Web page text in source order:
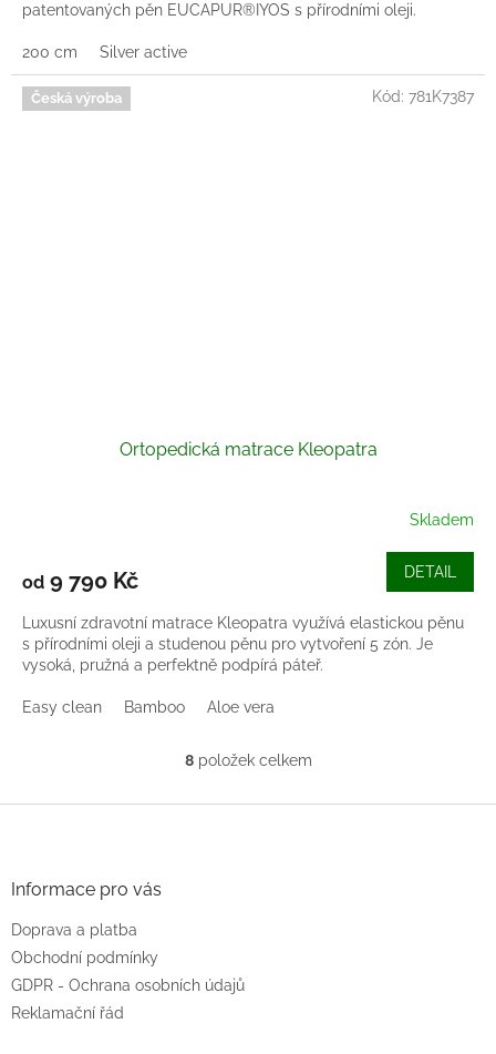
patentovaných pěn EUCAPUR®IYOS s přírodními oleji.
200 cm Silver active
Česká výroba
Ortopedická matrace Kleopatra
Skladem
od 9 790 Kč DETAIL
Luxusní zdravotní matrace Kleopatra využívá elastickou pěnu
s přírodními oleji a studenou pěnu pro vytvoření 5 zón. Je
vysoká, pružná a perfektně podpírá páteř.
Easy clean Bamboo Aloe vera
Kód: 781K7387
O
l
8položek celkem
Informace pro vás
Doprava a platba
Obchodní podmínky
GDPR - Ochrana osobních údajů
Reklamační řád